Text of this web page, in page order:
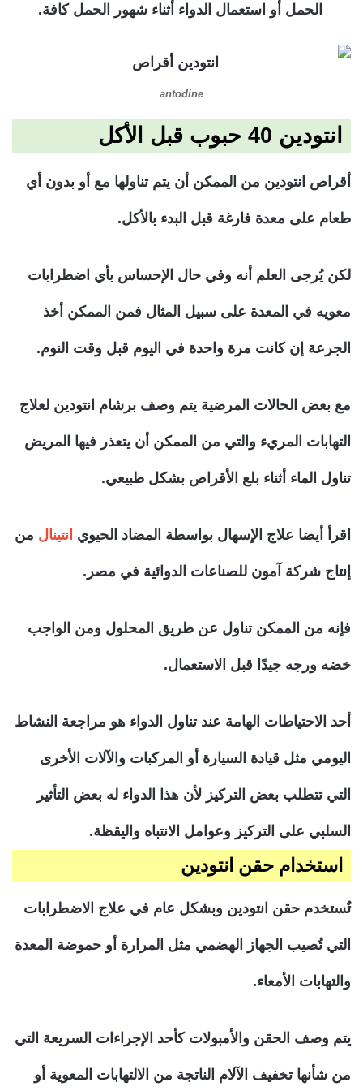
الحمل أو استعمال الدواء أثناء شهور الحمل كافة.
antodine
انتودين 40 حبوب قبل الأكل
أقراص انتودين من الممكن أن يتم تناولها مع أو بدون أي
طعام على معدة فارغة قبل البدء بالأكل.
لكن يُرجى العلم أنه وفي حال الإحساس بأي اضطرابات
معويه في المعدة على سبيل المثال فمن الممكن أخذ
الجرعة إن كانت مرة واحدة في اليوم قبل وقت النوم.
مع بعض الحالات المرضية يتم وصف برشام انتودين لعلاج
التهابات المريء والتي من الممكن أن يتعذر فيها المريض
تناول الماء أثناء بلع الأقراص بشكل طبيعي.
اقرأ أيضا علاج الإسهال بواسطة المضاد الحيوي انتينال من
إنتاج شركة آمون للصناعات الدوائية في مصر.
فإنه من الممكن تناول عن طريق المحلول ومن الواجب
خضه ورجه جيدًا قبل الاستعمال.
أحد الاحتياطات الهامة عند تناول الدواء هو مراجعة النشاط
اليومي مثل قيادة السيارة أو المركبات والآلات الأخرى
التي تتطلب بعض التركيز لأن هذا الدواء له بعض التأثير
السلبي على التركيز وعوامل الانتباه واليقظة.
استخدام حقن انتودين
تٌستخدم حقن انتودين وبشكل عام في علاج الاضطرابات
التي تُصيب الجهاز الهضمي مثل المرارة أو حموضة المعدة
والتهابات الأمعاء.
يتم وصف الحقن والأمبولات كأحد الإجراءات السريعة التي
من شأنها تخفيف الآلام الناتجة من الالتهابات المعوية أو